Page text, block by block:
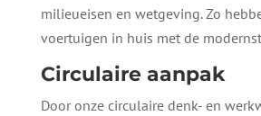
milieueisen en wetgeving. Zo
voertuigen in huis met de
Circulaire aanpak
Door onze circulaire denk- en